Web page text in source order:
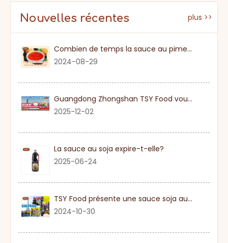
Nouvelles récentes plus >>
Combien de temps la sauce au piment sucré
2024-08-29
Guangdong Zhongshan TSY Food vous invite sincèrement à visiter l'exposition Gulfood de Dubaï 2026
2025-12-02
La sauce au soja expire-t-elle?
2025-06-24
TSY Food présente une sauce soja authentique au SIAL PARIS 2024
2024-10-30